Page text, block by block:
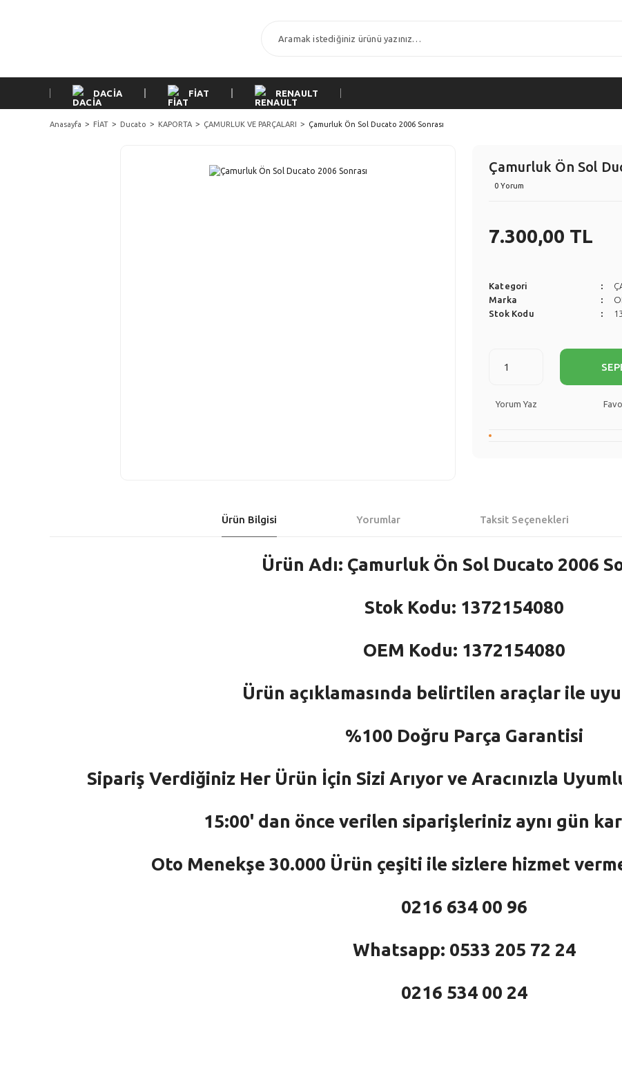
DACİA FİAT RENAULT
Anasayfa FİAT Ducato KAPORTA ÇAMURLUK VE PARÇALARI Çamurluk Ön Sol Ducato 2006 Sonrası
Çamurluk Ön Sol
0 Yorum
7.300,00 TL
Kategori
Marka
Stok Kodu
Yorum Yaz
Ürün Bilgisi Yorumlar Taksit Seçenekleri
Ürün Adı: Çamurluk Ön Sol Ducato 2006
Stok Kodu: 1372154080
OEM Kodu: 1372154080
Ürün açıklamasında belirtilen araçlar ile
%100 Doğru Parça Garantisi
Sipariş Verdiğiniz Her Ürün İçin Sizi Arıyor ve Aracınızla
15:00' dan önce verilen siparişleriniz aynı gün
Oto Menekşe 30.000 Ürün çeşiti ile sizlere hizmet
0216 634 00 96
Whatsapp: 0533 205 72 24
0216 534 00 24